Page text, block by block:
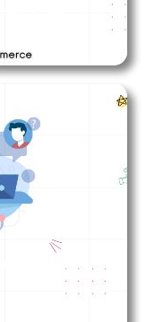
online?